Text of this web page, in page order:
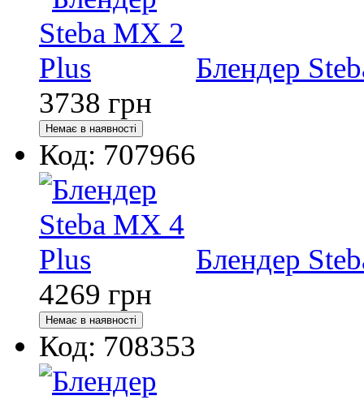
Блендер
3738 грн
Код: 707966
Блендер
4269 грн
Код: 708353